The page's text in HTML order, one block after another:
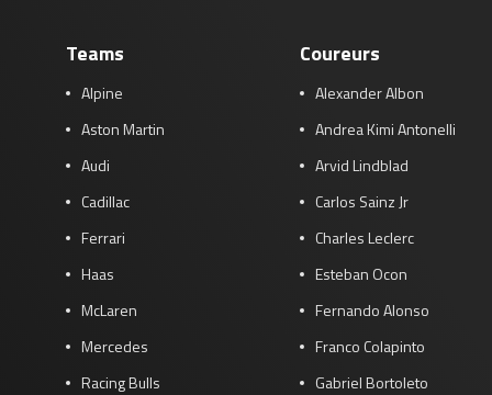
Teams
Alpine
Aston Martin
Audi
Cadillac
Ferrari
Haas
McLaren
Mercedes
Racing Bulls
Coureurs
Alexander Albon
Andrea Kimi Antonelli
Arvid Lindblad
Carlos Sainz Jr
Charles Leclerc
Esteban Ocon
Fernando Alonso
Franco Colapinto
Gabriel Bortoleto